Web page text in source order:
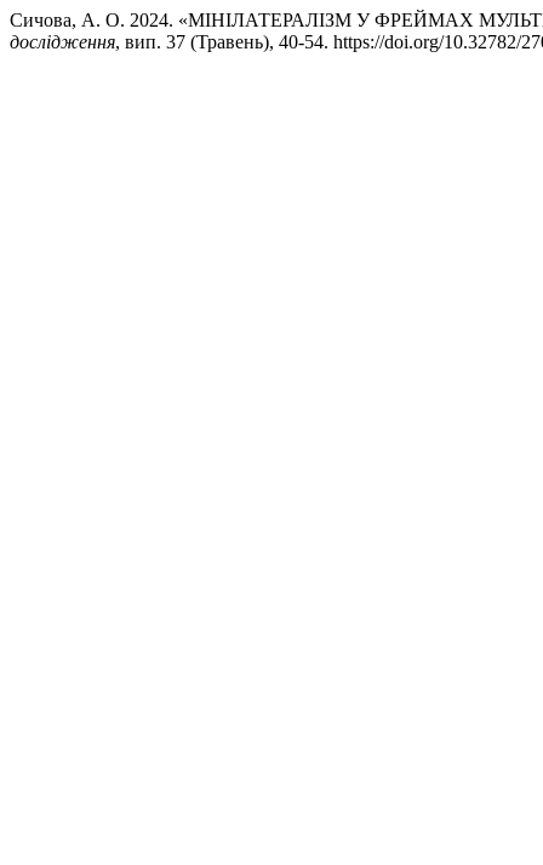
Сичова, А. О. 2024. «МІНІЛАТЕРАЛІЗМ У ФРЕЙМАХ
дослідження, вип. 37 (Травень), 40-54. https://doi.org/10.32782/